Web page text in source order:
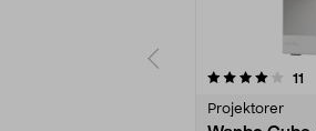
11
Projektorer
5.0